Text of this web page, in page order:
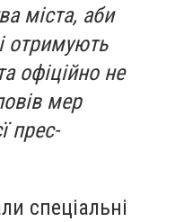
міста, аби
отримують
офіційно не
мер
прес-
спеціальні